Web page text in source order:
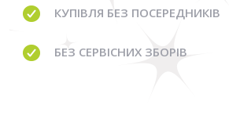
КУПІВЛЯ БЕЗ ПОСЕРЕДНИКІВ
БЕЗ СЕРВІСНИХ ЗБОРІВ